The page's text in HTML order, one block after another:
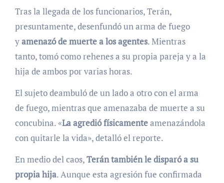
Tras la llegada de los funcionarios, Terán,
presuntamente, desenfundó un arma de fuego
yamenazó de muerte a los agentes. Mientras
tanto, tomó como rehenes a su propia pareja y a la
hija de ambos por varias horas.
El sujeto deambuló de un lado a otro con el arma
de fuego, mientras que amenazaba de muerte a su
concubina. «La agredió físicamenteamenazándola
con quitarle la vida», detalló el reporte.
En medio del caos,Terán también le disparó a su
propia hija. Aunque esta agresión fue confirmada